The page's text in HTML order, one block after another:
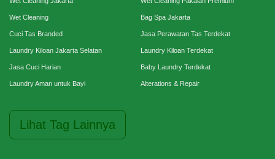
Wet Cleaning Bag Spa Jakarta
Cuci Tas Branded Jasa Perawatan Tas Terdekat
Laundry Kiloan Jakarta Selatan Laundry Kiloan Terdekat
Jasa Cuci Harian Baby Laundry Terdekat
Laundry Aman untuk Bayi Alterations & Repair
Lihat Tag Lainnya